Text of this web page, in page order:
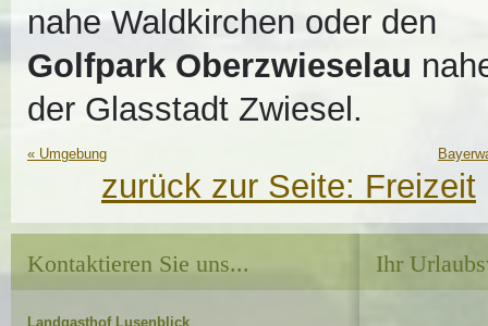
nahe Waldkirchen oder den
Golfpark Oberzwieselau
der Glasstadt Zwiesel.
« Umgebung
zurück zur Seite: Freizeit
Kontaktieren Sie uns...
Landgasthof Lusenblick
Ihr